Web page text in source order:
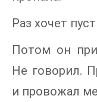
Раз хочет
Потом он
Не говорил.
и провожал